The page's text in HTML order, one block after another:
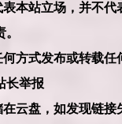
本站立场，并不代
方式发布或转载任
长举报
云盘，如发现链接